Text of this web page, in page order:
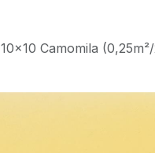
Camomila